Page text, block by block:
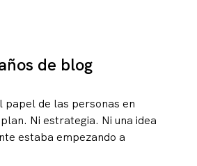
de blog
papel de las personas en
Ni estrategia. Ni una idea
estaba empezando a